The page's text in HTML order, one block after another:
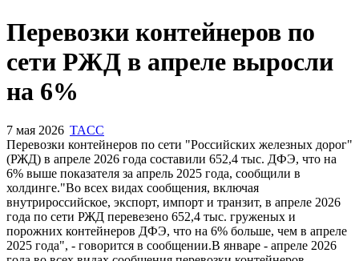
к интересующим данным
Перевозки контейнеров по
на 6%
7 мая 2026 TACC
Перевозки контейнеров по сети "Российских железных дорог"
(РЖД) в апреле 2026 года составили 652,4 тыс. ДФЭ, что на
6% выше показателя за апрель 2025 года, сообщили в
холдинге."Во всех видах сообщения, включая
внутрироссийское, экспорт, импорт и транзит, в апреле 2026